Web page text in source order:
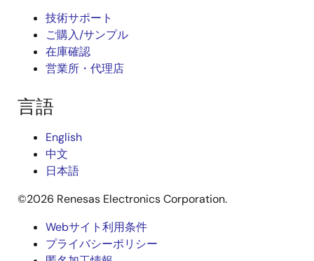
技術サポート
ご購入/サンプル
在庫確認
営業所・代理店
言語
English
中文
日本語
©2026 Renesas Electronics Corporation.
Legal
Webサイト利用条件
プライバシーポリシー